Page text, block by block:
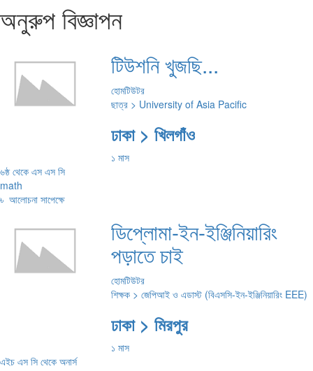
অনুরুপ বিজ্ঞাপন
টিউশনি খুজছি...
হোমটিউটর
ছাত্র > University of Asia Pacific
ঢাকা > খিলগাঁও
১ মাস
৬ষ্ঠ থেকে এস এস সি
math
৳ আলোচনা সাপেক্ষে
ডিপ্লোমা-ইন-ইঞ্জিনিয়ারিং
পড়াতে চাই
হোমটিউটর
শিক্ষক > জেপিআই ও এডাস্ট (বিএসসি-ইন-ইঞ্জিনিয়ারিং EEE)
ঢাকা > মিরপুর
১ মাস
এইচ এস সি থেকে অনার্স